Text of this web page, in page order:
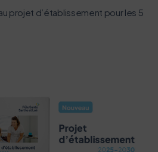
projet d’établissement pour les 5